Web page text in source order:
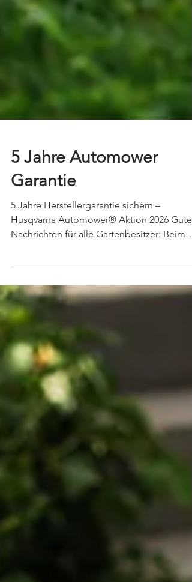
5 Jahre Automower
Garantie
5 Jahre Herstellergarantie sichern –
Husqvarna Automower® Aktion 2026 Gute
Kauf ausgewählter Mähroboter von
Husqvarna profitieren Sie jetzt von einer
exklusiven Garantieverlängerung.
Aktionszeitraum: 02.03. – 30.04.2026 Wer im
Aktionszeitraum einen der folgenden
Mähroboter erwirbt, erhält 5 Jahre
Herstellergarantie ohne Zusatzkosten :
Automower 308V Automower 312V Aspire
R6V So funktioniert’s Kauf eines der oben
genannten Modelle zwis